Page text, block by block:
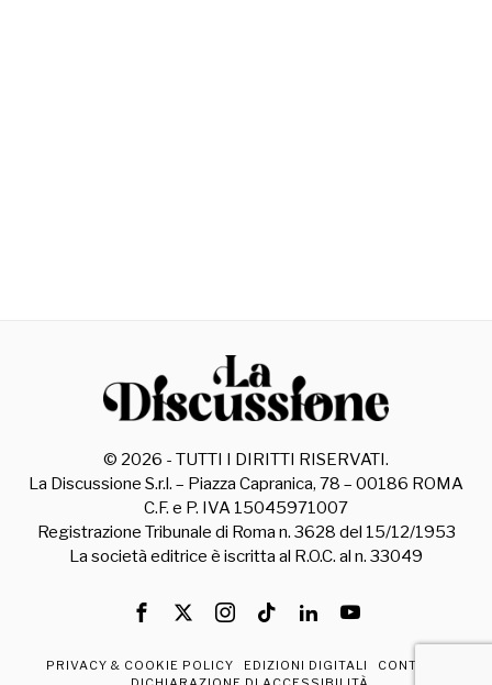
© 2026 - TUTTI I DIRITTI RISERVATI.
La Discussione S.r.l. – Piazza Capranica, 78 – 00186 ROMA
C.F. e P. IVA 15045971007
Registrazione Tribunale di Roma n. 3628 del 15/12/1953
La società editrice è iscritta al R.O.C. al n. 33049
PRIVACY & COOKIE POLICY EDIZIONI DIGITALI
CONTATTI